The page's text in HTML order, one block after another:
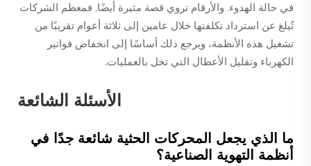
في حالة الهدوء. والأرقام تروي قصة مثيرة أيضًا. فمعظم الشركات
تُبلغ عن استرداد تكلفتها خلال عامين إلى ثلاثة أعوام تقريبًا من
تشغيل هذه الأنظمة، ويرجع ذلك أساسًا إلى انخفاض فواتير
الكهرباء وتقليل الأعطال التي تخل بالعمليات.
الأسئلة الشائعة
ما الذي يجعل المحركات الحثية شائعة جدًا في
أنظمة التهوية الصناعية؟